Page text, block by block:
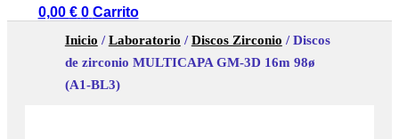
0,00 € 0 Carrito
Inicio /Laboratorio /Discos Zirconio / Discos
de zirconio MULTICAPA GM-3D 16m 98ø
(A1-BL3)